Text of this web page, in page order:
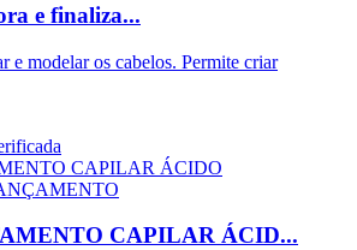
e finaliza...
e modelar os cabelos. Permite criar
CAPILAR ÁCID...